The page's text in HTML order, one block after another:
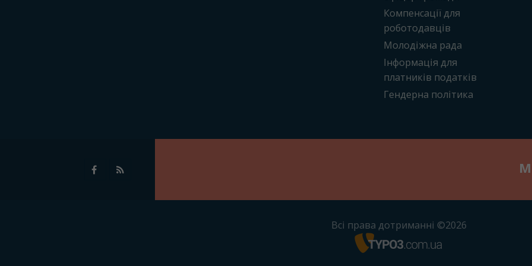
Компенсації для
роботодавців
Молодіжна рада
Інформація для
платників податків
Гендерна політика
Всі права дотриманні ©2026